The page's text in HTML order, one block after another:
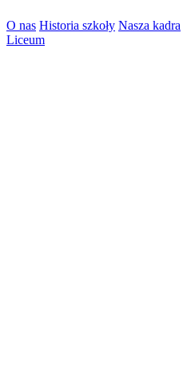
O nas Historia szkoły Nasza kadra
Liceum